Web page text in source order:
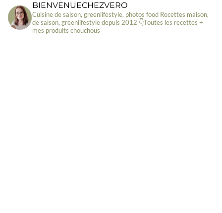
BIENVENUECHEZVERO
Cuisine de saison, greenlifestyle, photos food Recettes maison,
de saison, greenlifestyle depuis 2012 👇Toutes les recettes +
mes produits chouchous